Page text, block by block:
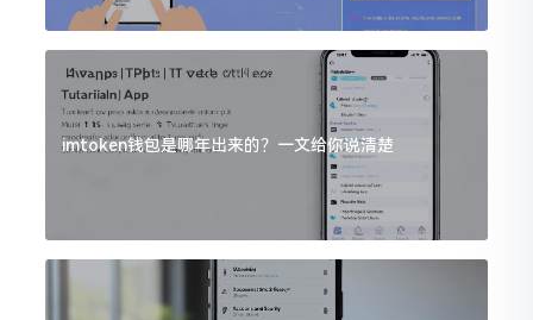
imtoken钱包是哪年出来的？一文给你说清楚